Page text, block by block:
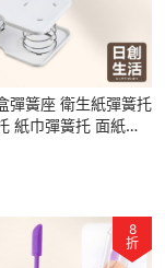
彈簧座 衛生紙彈簧托
紙巾彈簧托 面紙盒
巾托 衛生紙托 彈簧
8
折